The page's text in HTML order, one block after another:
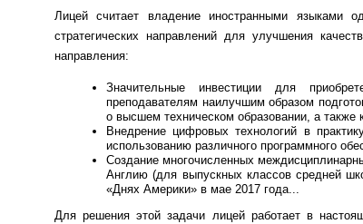
Лицей считает владение иностранными языками
стратегических направлений для улучшения
направления:
Значительные инвестиции для
преподавателям наилучшим образом
о высшем техническом образовании, а также
Внедрение цифровых технологий в
использованию различного программного
Создание многочисленных
Англию (для выпускных классов средней
«Днях Америки» в мае 2017 года...
Для решения этой задачи лицей работает в